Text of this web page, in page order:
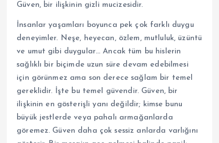
Güven, bir ilişkinin gizli mucizesidir.
İnsanlar yaşamları boyunca pek çok farklı duygu
deneyimler. Neşe, heyecan, özlem, mutluluk, üzüntü
ve umut gibi duygular… Ancak tüm bu hislerin
sağlıklı bir biçimde uzun süre devam edebilmesi
için görünmez ama son derece sağlam bir temel
gereklidir. İşte bu temel güvendir. Güven, bir
ilişkinin en gösterişli yanı değildir; kimse bunu
büyük jestlerde veya pahalı armağanlarda
göremez. Güven daha çok sessiz anlarda varlığını